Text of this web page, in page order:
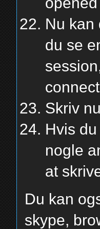
Nu
du se
Skriv nu
Hvis
nogle
at
Du kan
skype,